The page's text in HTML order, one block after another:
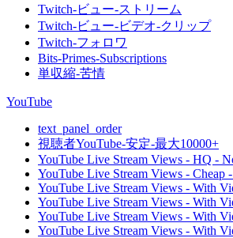
Twitch-ビュー-ストリーム
Twitch-ビュー-ビデオ-クリップ
Twitch-フォロワ
Bits-Primes-Subscriptions
単収縮-苦情
YouTube
text_panel_order
視聴者YouTube-安定-最大10000+
YouTube Live Stream Views - HQ -
YouTube Live Stream Views - Cheap
YouTube Live Stream Views - With
YouTube Live Stream Views - With
YouTube Live Stream Views - With
YouTube Live Stream Views - With